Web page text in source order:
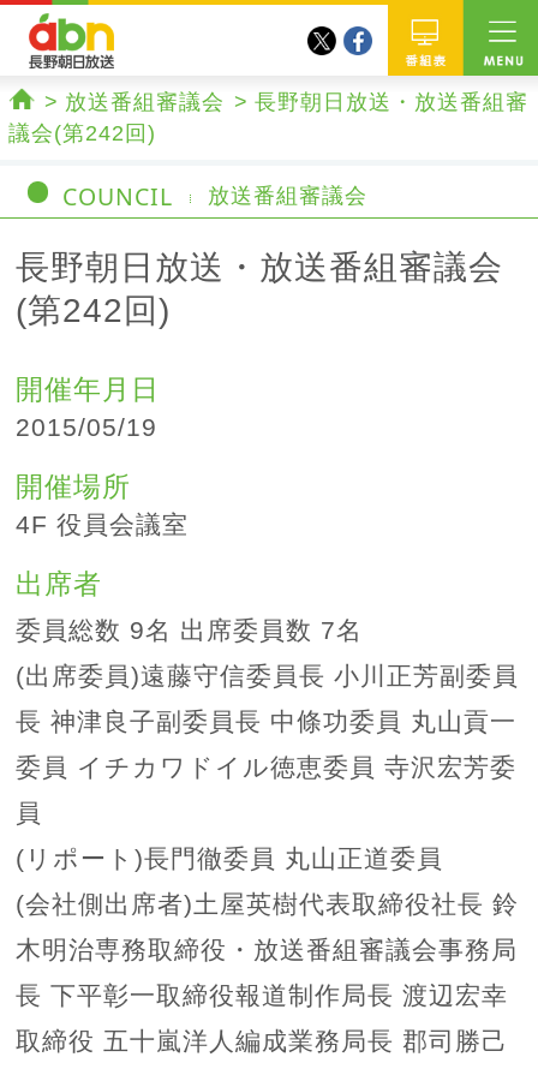
番組
twitterfacebook
ホーム
放送番組審議会
長野朝日放送・放送番組審
議会(第242回)
COUNCIL 放送番組審議会
長野朝日放送・放送番組審議会
(第242回)
開催年月日
2015/05/19
開催場所
4F 役員会議室
出席者
委員総数 9名 出席委員数 7名
(出席委員)遠藤守信委員長 小川正芳副委員
長 神津良子副委員長 中條功委員 丸山貢一
委員 イチカワドイル徳恵委員 寺沢宏芳委
員
(リポート)長門徹委員 丸山正道委員
(会社側出席者)土屋英樹代表取締役社長 鈴
木明治専務取締役・放送番組審議会事務局
長 下平彰一取締役報道制作局長 渡辺宏幸
取締役 五十嵐洋人編成業務局長 郡司勝己